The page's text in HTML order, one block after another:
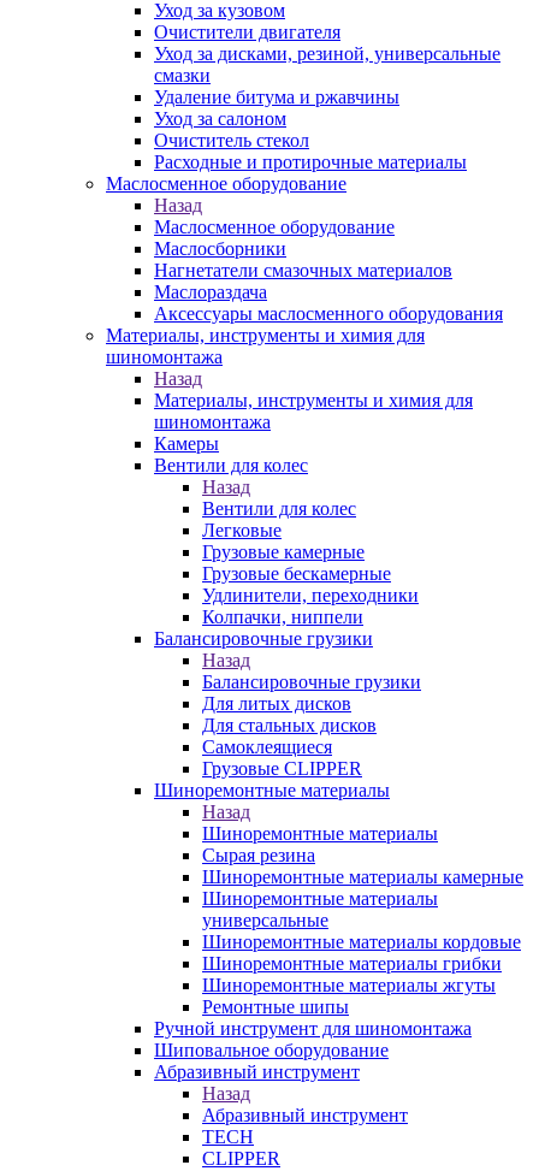
Уход за кузовом
Очистители двигателя
Уход за дисками, резиной, универсальные
смазки
Удаление битума и ржавчины
Уход за салоном
Очиститель стекол
Расходные и протирочные материалы
Маслосменное оборудование
Назад
Маслосменное оборудование
Маслосборники
Нагнетатели смазочных материалов
Маслораздача
Аксессуары маслосменного оборудования
Материалы, инструменты и химия для
шиномонтажа
Назад
Материалы, инструменты и химия для
шиномонтажа
Камеры
Вентили для колес
Назад
Вентили для колес
Легковые
Грузовые камерные
Грузовые бескамерные
Удлинители, переходники
Колпачки, ниппели
Балансировочные грузики
Назад
Балансировочные грузики
Для литых дисков
Для стальных дисков
Самоклеящиеся
Грузовые CLIPPER
Шиноремонтные материалы
Назад
Шиноремонтные материалы
Сырая резина
Шиноремонтные материалы камерные
Шиноремонтные материалы
универсальные
Шиноремонтные материалы кордовые
Шиноремонтные материалы грибки
Шиноремонтные материалы жгуты
Ремонтные шипы
Ручной инструмент для шиномонтажа
Шиповальное оборудование
Абразивный инструмент
Назад
Абразивный инструмент
TECH
CLIPPER